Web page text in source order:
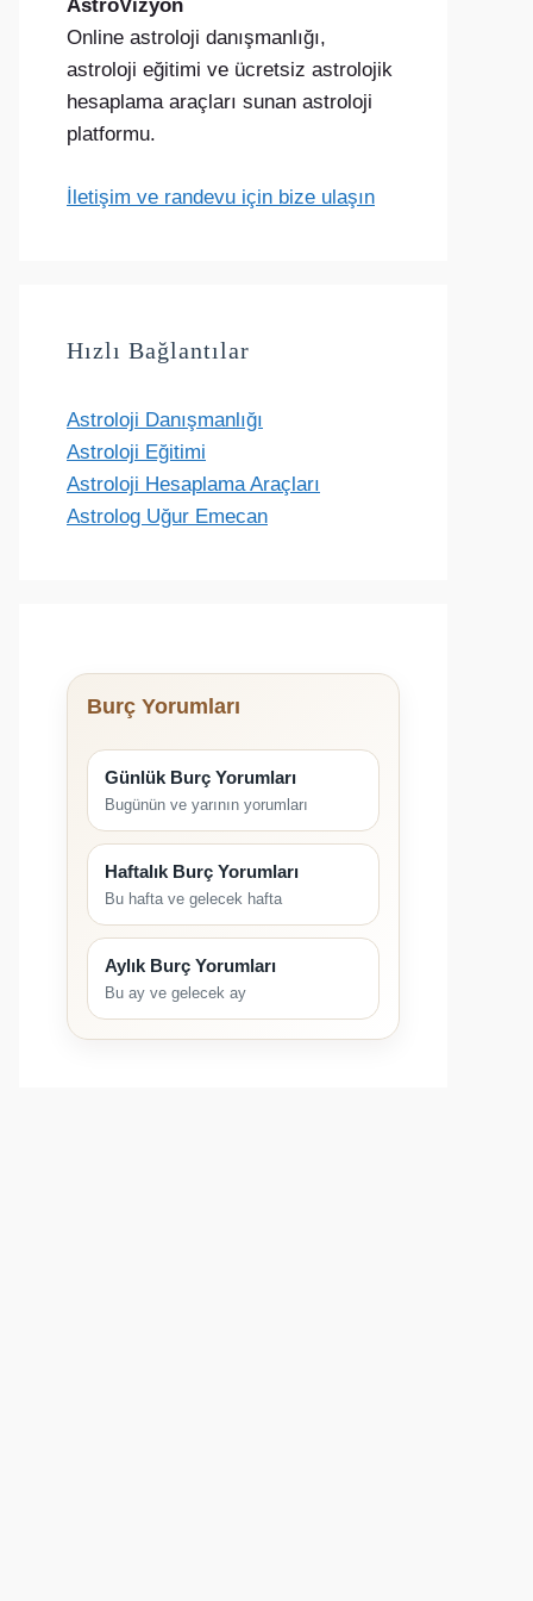
AstroVizyon
Online astroloji danışmanlığı,
astroloji eğitimi ve ücretsiz astrolojik
hesaplama araçları sunan astroloji
platformu.
İletişim ve randevu için bize ulaşın
Hızlı Bağlantılar
Astroloji Danışmanlığı
Astroloji Eğitimi
Astroloji Hesaplama Araçları
Astrolog Uğur Emecan
Burç Yorumları
Günlük Burç Yorumları
Bugünün ve yarının yorumları
Haftalık Burç Yorumları
Bu hafta ve gelecek hafta
Aylık Burç Yorumları
Bu ay ve gelecek ay